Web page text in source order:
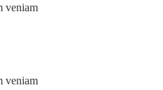
veniam
veniam